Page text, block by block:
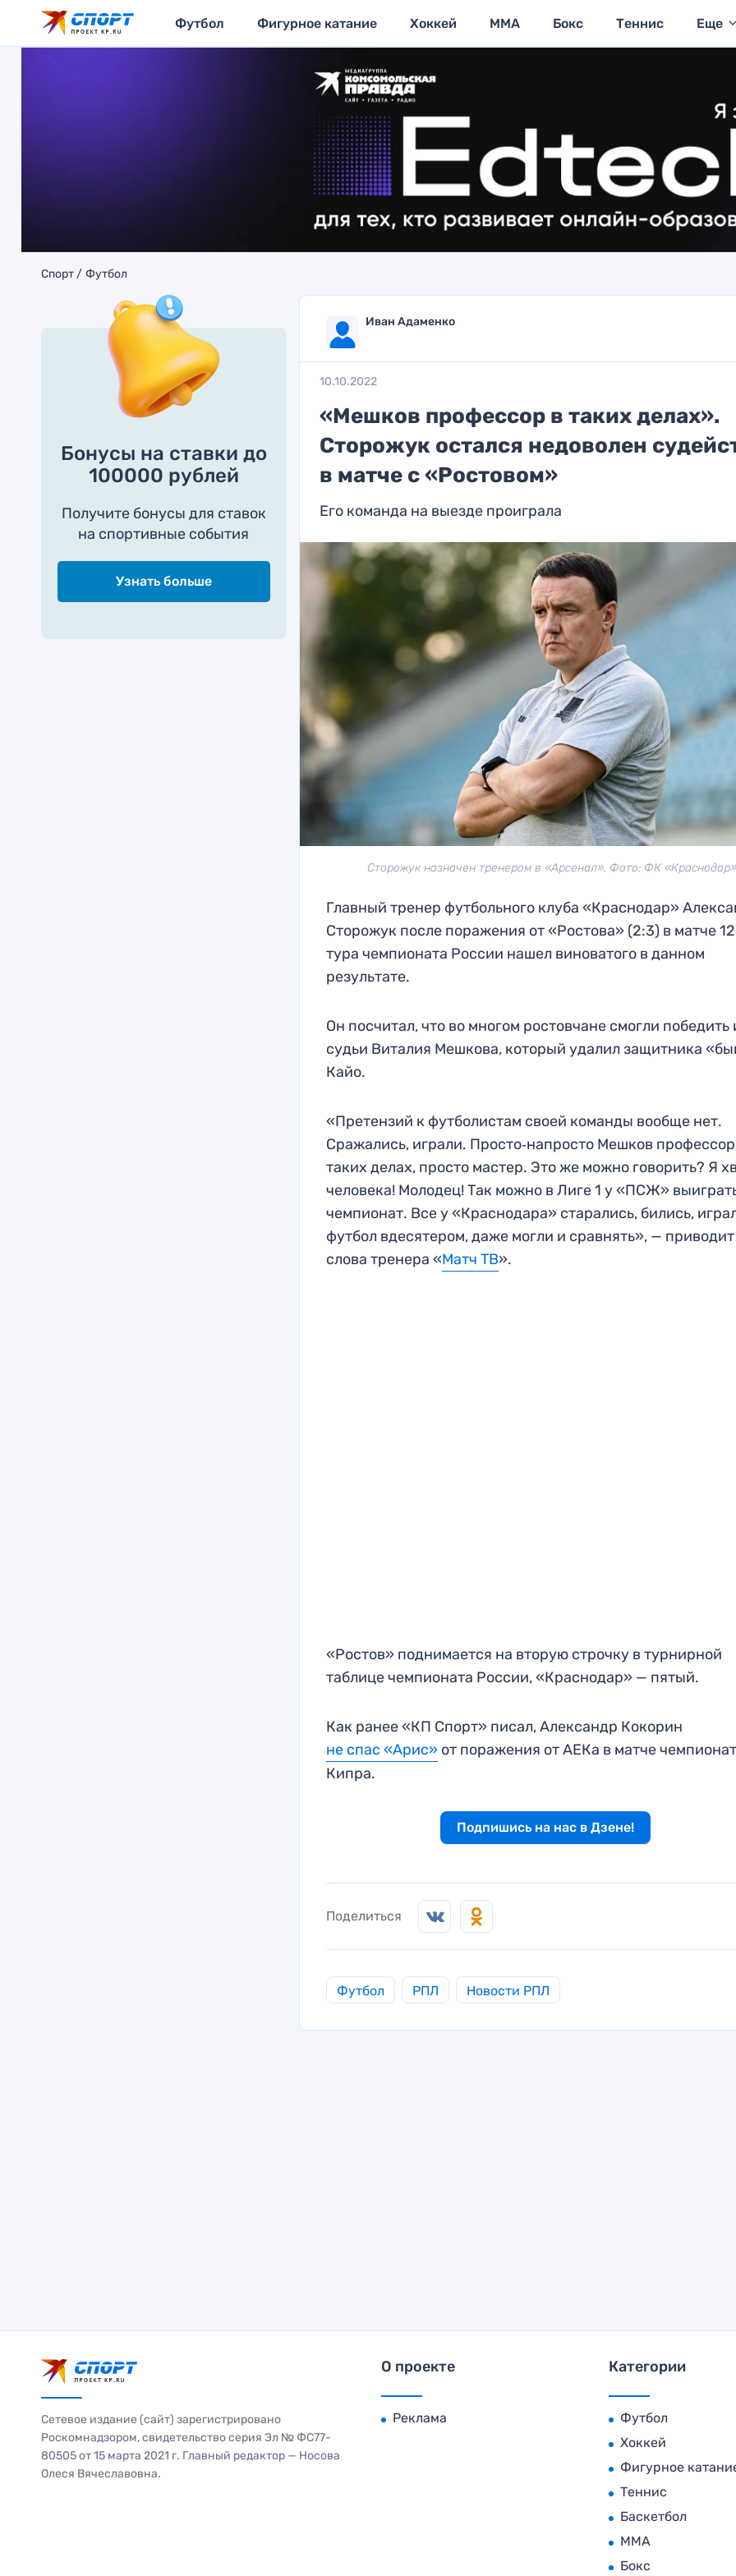
Футбол Фигурное катание Хоккей MMA Бокс Теннис Еще
Спорт Футбол
Бонусы на ставки до
100000 рублей
Получите бонусы для ставок
на спортивные события
Узнать больше
Иван Адаменко
10.10.2022
«Мешков профессор в таких делах».
Сторожук остался недоволен
в матче с «Ростовом»
Его команда на выезде проиграла
Сторожук назначен тренером в «Арсенал». Фото: ФК «Краснодар»
Главный тренер футбольного клуба «Краснодар»
Сторожук после поражения от «Ростова» (2:3) в матче
тура чемпионата России нашел виноватого в данном
результате.
Он посчитал, что во многом ростовчане смогли победить
судьи Виталия Мешкова, который удалил защитника
Кайо.
«Претензий к футболистам своей команды вообще нет.
Сражались, играли. Просто‑напросто Мешков
таких делах, просто мастер. Это же можно говорить? Я
человека! Молодец! Так можно в Лиге 1 у «ПСЖ»
чемпионат. Все у «Краснодара» старались, бились,
футбол вдесятером, даже могли и сравнять», — приводит
слова тренера «Матч ТВ».
«Ростов» поднимается на вторую строчку в турнирной
таблице чемпионата России, «Краснодар» — пятый.
Как ранее «КП Спорт» писал, Александр Кокорин
не спас «Арис» от поражения от АЕКа в матче
Кипра.
Подпишись на нас в Дзене!
Поделиться
Футбол РПЛ Новости РПЛ
Сетевое издание (сайт) зарегистрировано
Роскомнадзором, свидетельство серия Эл № ФС77-
80505 от 15 марта 2021 г. Главный редактор — Носова
Олеся Вячеславовна.
О проекте
Реклама
Категории
Футбол
Хоккей
Фигурное
Теннис
Баскетбол
MMA
Бокс